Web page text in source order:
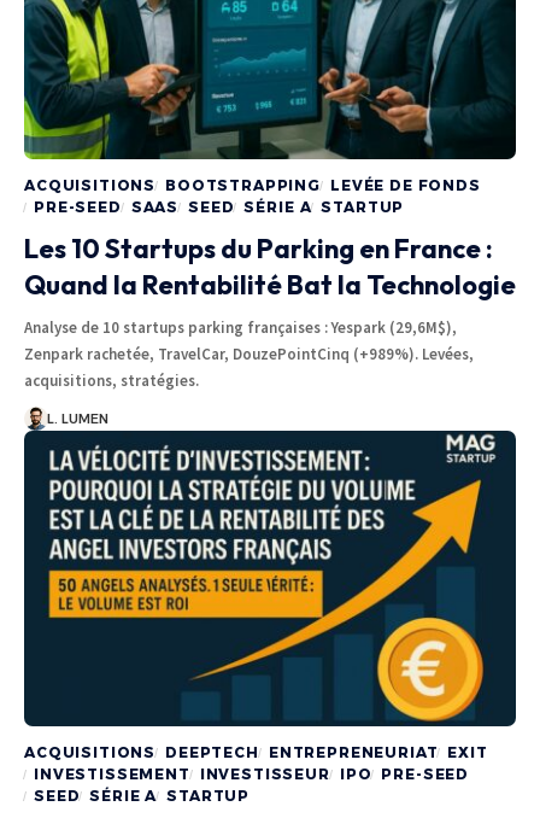
ACQUISITIONS BOOTSTRAPPING LEVÉE DE FONDS
PRE-SEED SAAS SEED SÉRIE A STARTUP
Les 10 Startups du Parking en France :
Quand la Rentabilité Bat la Technologie
Analyse de 10 startups parking françaises : Yespark (29,6M$),
Zenpark rachetée, TravelCar, DouzePointCinq (+989%). Levées,
acquisitions, stratégies.
L. LUMEN
ACQUISITIONS DEEPTECH ENTREPRENEURIAT EXIT
INVESTISSEMENT
INVESTISSEUR IPO PRE-SEED
SEED SÉRIE A STARTUP